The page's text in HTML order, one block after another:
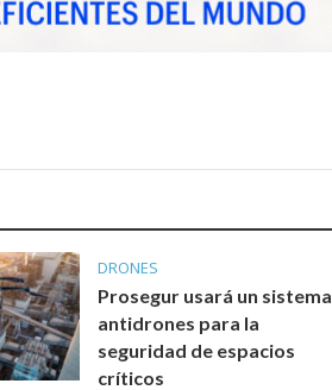
DRONES
Prosegur usará un sistema
antidrones para la
seguridad de espacios
críticos